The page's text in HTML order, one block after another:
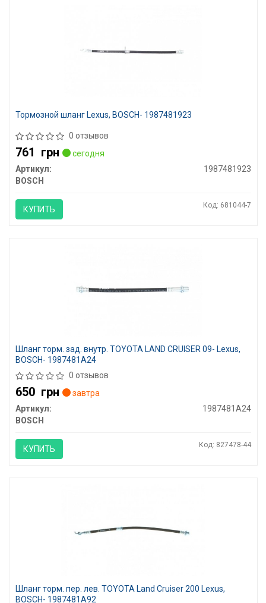
Тормозной шланг Lexus, BOSCH- 1987481923
0 отзывов
761 грн
сегодня
Артикул:
1987481923
BOSCH
КУПИТЬ Код: 681044-7
Шланг торм. зад. внутр. TOYOTA LAND CRUISER 09- Lexus,
BOSCH- 1987481A24
0 отзывов
650 грн
завтра
Артикул:
1987481A24
BOSCH
КУПИТЬ Код: 827478-44
Шланг торм. пер. лев. TOYOTA Land Cruiser 200 Lexus,
BOSCH- 1987481A92